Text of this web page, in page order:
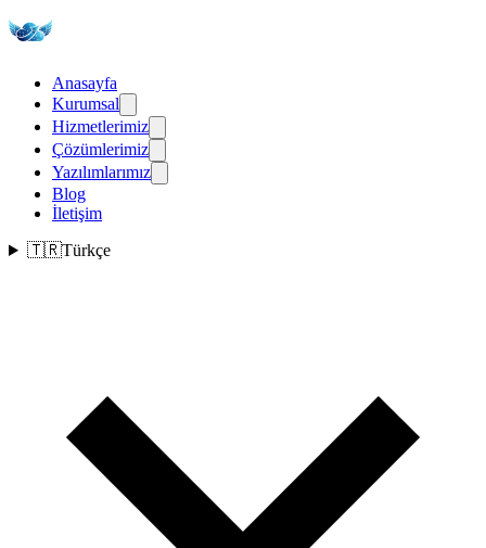
Anasayfa
Kurumsal
Hizmetlerimiz
Çözümlerimiz
Yazılımlarımız
Blog
İletişim
🇹🇷Türkçe